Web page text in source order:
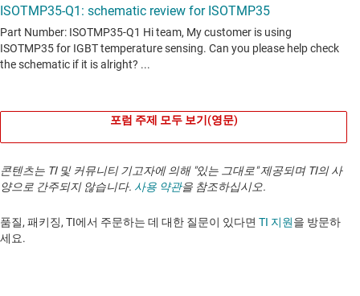
포럼 주제 모두 보기(영문)
콘텐츠는 TI 및 커뮤니티 기고자에 의해 "있는 그대로" 제공되며 TI의 사
양으로 간주되지 않습니다. 사용 약관을 참조하십시오.
품질, 패키징, TI에서 주문하는 데 대한 질문이 있다면 TI 지원을 방문하
세요. ​​​​​​​​​​​​​​